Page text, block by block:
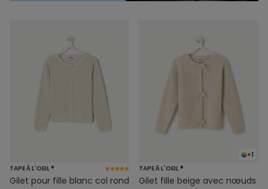
TAPE À L'OEIL ®
Gilet pour fille blanc col rond
+1
TAPE À L'OEIL ®
Gilet fille beige avec nœuds